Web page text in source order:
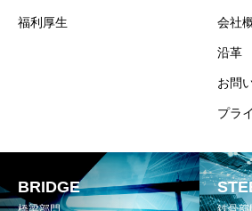
福利厚生 会社
沿革
お問
プラ
BRIDGE